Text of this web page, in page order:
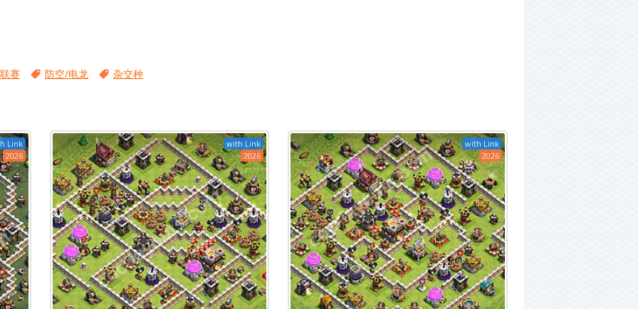
赛 防空/电龙 杂交种
Link
2026
with Link
2026
with Link
2026